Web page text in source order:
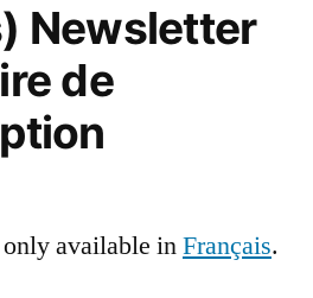
Newsletter
de
available inFrançais.